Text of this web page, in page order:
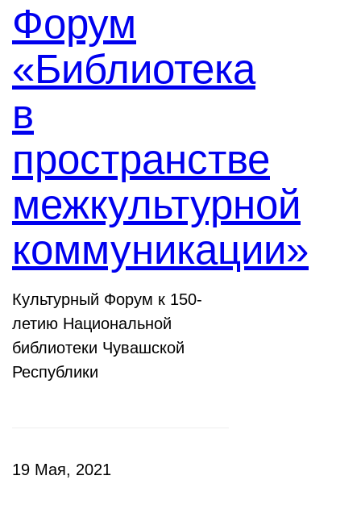
Форум
«Библиотека
в
пространстве
межкультурной
коммуникации»
Культурный Форум к 150-
летию Национальной
библиотеки Чувашской
Республики
19 Мая, 2021